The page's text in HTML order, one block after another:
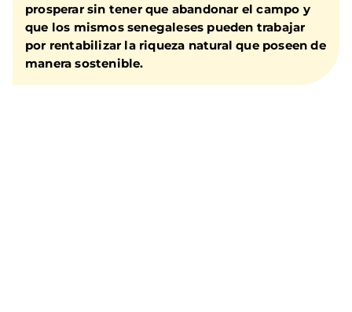
prosperar sin tener que abandonar el campo y
que los mismos senegaleses pueden trabajar
por rentabilizar la riqueza natural que poseen de
manera sostenible.